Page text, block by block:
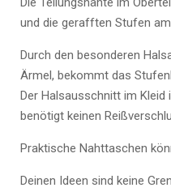
und die gerafften Stufen
Durch den besonderen
Ärmel, bekommt das
Der Halsausschnitt im
benötigt keinen
Praktische Nahttaschen
Deinen Ideen sind keine